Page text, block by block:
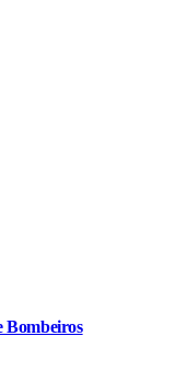
Bombeiros